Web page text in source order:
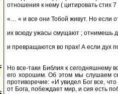
отношения к нему ( цитировать стих
«… « и все они Тобой живут. Но если
их всюду ужасы смущают ; отнимешь
и превращаются во прах! А если
Но все-таки Библия к сегодняшнему
его хорошим. Об этом мы слушаем
противоречие: «И увидел Бог все,
от Бога, побеждает мир, и сия есть